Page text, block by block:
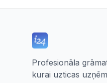
Profesionāla
kurai uzticas